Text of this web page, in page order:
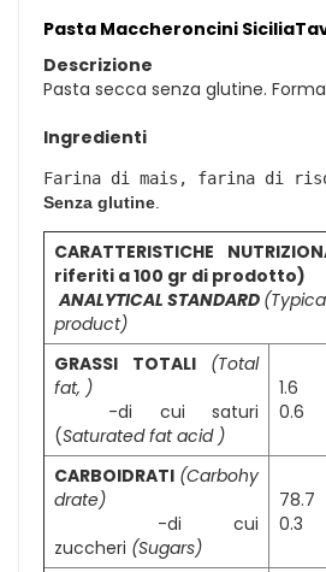
Pasta Maccheroncini
Descrizione
Pasta secca senza glutine.
Ingredienti
Senza glutine
CARATTERISTICHE
riferiti a 100 gr di prodotto)
ANALYTICAL STANDARD
product)
GRASSI TOTALI (Total
fat, )
-di cui saturi
(Saturated fat acid )
1.6
0.6
CARBOIDRATI (Carbohy
drate)
-di cui
zuccheri (Sugars)
78.7
0.3